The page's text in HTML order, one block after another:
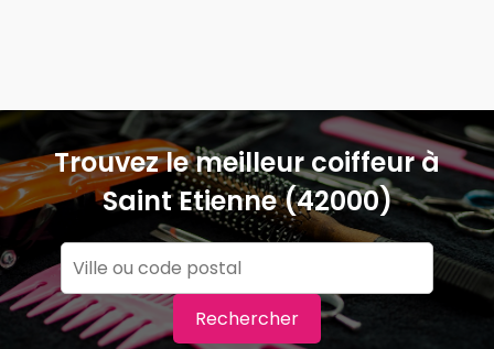
Trouvez le meilleur coiffeur à
Saint Etienne (42000)
Rechercher